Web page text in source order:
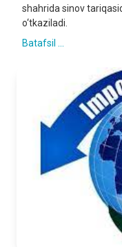
shahrida sinov
o‘tkaziladi.
Batafsil ...